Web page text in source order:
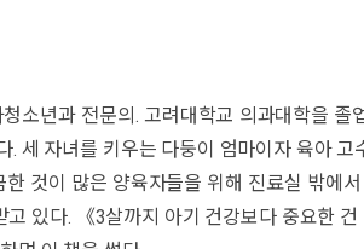
흩어진 육아 노하우를 찾아 헤매지 않기
었습니다. 하지만 생후 첫 5년은 신체뿐
는지를, 전문적이면서도 구체적으로 알
소년과 전문의. 고려대학교 의과대학을
세 자녀를 키우는 다둥이 엄마이자 육아
것이 많은 양육자들을 위해 진료실 밖에
있다. 《3살까지 아기 건강보다 중요한